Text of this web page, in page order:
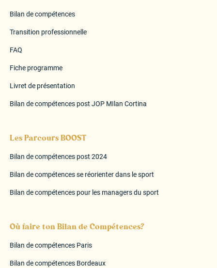
Bilan de compétences
Transition professionnelle
FAQ
Fiche programme
Livret de présentation
Bilan de compétences post JOP MIlan Cortina
Les Parcours BOOST
Bilan de compétences post 2024
Bilan de compétences se réorienter dans le sport
Bilan de compétences pour les managers du sport
Où faire ton Bilan de Compétences?
Bilan de compétences Paris
Bilan de compétences Bordeaux